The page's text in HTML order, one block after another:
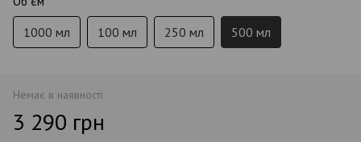
1000 мл 100 мл 250 мл 500 мл
Немає в наявності
3 290 грн